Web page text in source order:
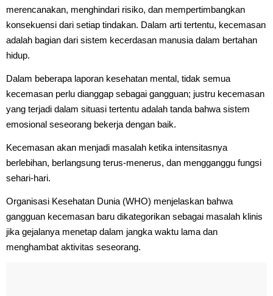
merencanakan, menghindari risiko, dan mempertimbangkan
konsekuensi dari setiap tindakan. Dalam arti tertentu, kecemasan
adalah bagian dari sistem kecerdasan manusia dalam bertahan
hidup.
Dalam beberapa laporan kesehatan mental, tidak semua
kecemasan perlu dianggap sebagai gangguan; justru kecemasan
yang terjadi dalam situasi tertentu adalah tanda bahwa sistem
emosional seseorang bekerja dengan baik.
Kecemasan akan menjadi masalah ketika intensitasnya
berlebihan, berlangsung terus-menerus, dan mengganggu fungsi
sehari-hari.
Organisasi Kesehatan Dunia (WHO) menjelaskan bahwa
gangguan kecemasan baru dikategorikan sebagai masalah klinis
jika gejalanya menetap dalam jangka waktu lama dan
menghambat aktivitas seseorang.